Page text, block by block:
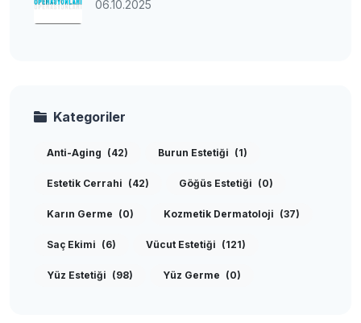
06.10.2025
Kategoriler
Anti-Aging (42) Burun Estetiği (1)
Estetik Cerrahi (42) Göğüs Estetiği (0)
Karın Germe (0) Kozmetik Dermatoloji (37)
Saç Ekimi (6) Vücut Estetiği (121)
Yüz Estetiği (98) Yüz Germe (0)